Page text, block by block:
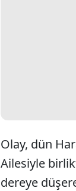
Olay, dün
Ailesiyle
dereye